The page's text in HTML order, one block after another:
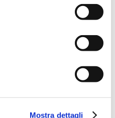
Mostra dettagli
invecchia
Ravà
agroalimentare moderno,
& Profitability
ABI, in collaborazione con